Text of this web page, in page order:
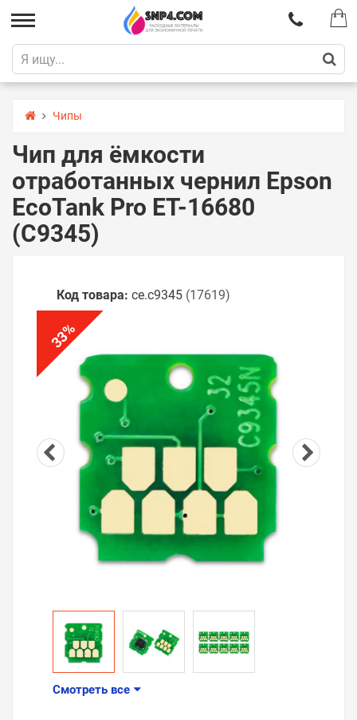
Чипы
Чип для ёмкости
отработанных чернил Epson
EcoTank Pro ET-16680
(C9345)
Код товара: ce.c9345 (17619)
33
%
Смотреть все